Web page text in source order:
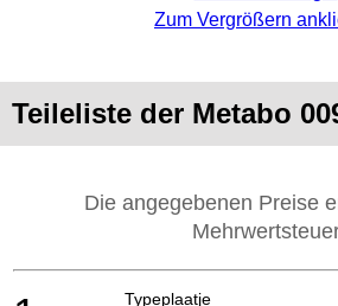
Zum Vergrößern
Teileliste der Metabo
Die angegebenen Preise
Typeplaatje